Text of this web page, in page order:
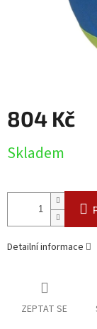
804 Kč
cena:
Skladem
Detailní informace
ZEPTAT SE